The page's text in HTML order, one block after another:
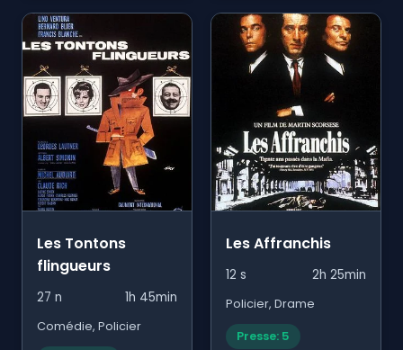
Les Tontons
flingueurs
27 n 1h 45min
Comédie, Policier
Les Affranchis
12 s 2h 25min
Policier, Drame
Presse: 5